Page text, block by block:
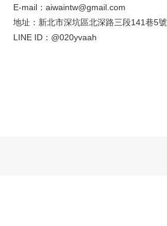
E-mail：aiwaintw@gmail.com
地址：新北市深坑區北深路三段141巷5號
LINE ID： @020yvaah